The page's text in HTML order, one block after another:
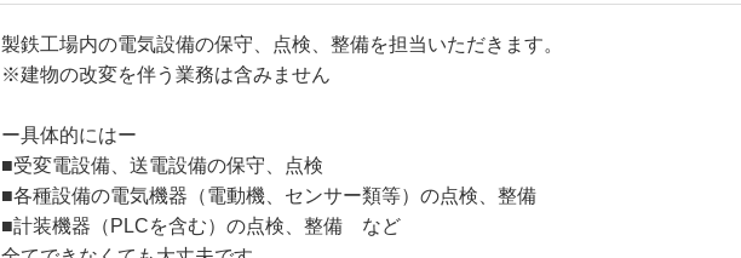
製鉄工場内の電気設備の保守、点検、整備を担当いただきます。
※建物の改変を伴う業務は含みません
ー具体的にはー
■受変電設備、送電設備の保守、点検
■各種設備の電気機器（電動機、センサー類等）の点検、整備
■計装機器（PLCを含む）の点検、整備 など